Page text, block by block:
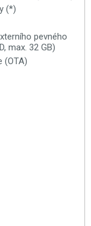
(*)
pevného
max. 32 GB)
(OTA)